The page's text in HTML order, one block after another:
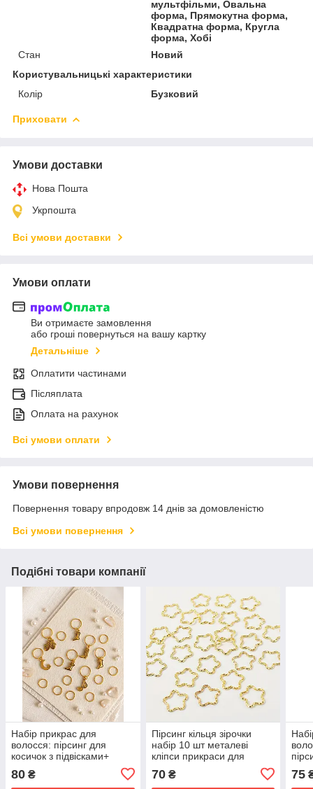
мультфільми, Овальна
форма, Прямокутна форма,
Квадратна форма, Кругла
форма, Хобі
Стан
Новий
Користувальницькі характеристики
Колір
Бузковий
Приховати
Умови доставки
Нова Пошта
Укрпошта
Всі умови доставки
Умови оплати
Ви отримаєте замовлення
або гроші повернуться на вашу картку
Детальніше
Оплатити частинами
Післяплата
Оплата на рахунок
Всі умови оплати
Умови повернення
Повернення товару впродовж 14 днів за домовленістю
Всі умови повернення
Подібні товари компанії
Набір прикрас для
волосся: пірсинг для
косичок з підвісками+
80 ₴
Пірсинг кільця зірочки
набір 10 шт металеві
кліпси прикраси для
зачісок дред золотисті
70₴ 75